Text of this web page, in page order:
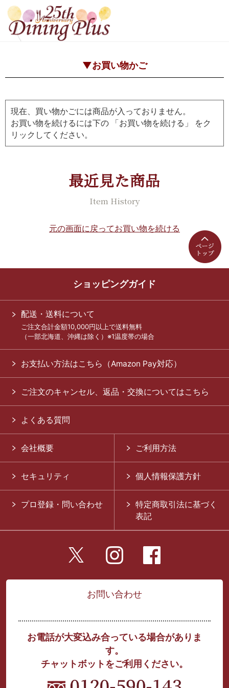
▼お買い物かご
現在、買い物かごには商品が入っておりません。
お買い物を続けるには下の 「お買い物を続ける」 をク
リックしてください。
最近見た商品
Item History
元の画面に戻ってお買い物を続ける
ショッピングガイド
配送・送料について
ご注文合計金額10,000円以上で送料無料
（一部北海道、沖縄は除く）※1温度帯の場合
お支払い方法はこちら（Amazon Pay対応）
ご注文のキャンセル、返品・交換についてはこちら
よくある質問
会社概要 ご利用方法
セキュリティ 個人情報保護方針
プロ登録・問い合わせ
特定商取引法に基づく
表記
お問い合わせ
お電話が大変込み合っている場合がありま
す。
チャットボットをご利用ください。